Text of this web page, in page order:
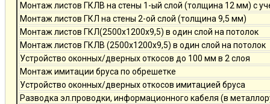
Монтаж листов ГКЛВ на стены 1-ый слой (толщина 12 мм) с
Монтаж листов ГКЛ на стены 2-ой слой (толщина 9,5 мм)
Монтаж листов ГКЛ(2500х1200х9,5) в один слой на потолок
Монтаж листов ГКЛВ (2500х1200х9,5) в один слой на потолок
Устройство оконных/дверных откосов до 100 мм в 2 слоя
Монтаж имитации бруса по обрешетке
Устройство оконных/дверных откосов имитацией бруса
Разводка эл.проводки, информационного кабеля (в